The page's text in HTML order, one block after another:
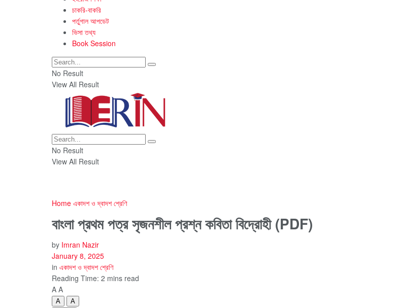
চাকরি-বাকরি
পর্তুগাল আপডেট
ভিসা তথ্য
Book Session
No Result
View All Result
No Result
View All Result
Home একাদশ ও দ্বাদশ শ্রেণি
বাংলা প্রথম পত্র সৃজনশীল প্রশ্ন কবিতা বিদ্রোহী (PDF)
by Imran Nazir
January 8, 2025
in একাদশ ও দ্বাদশ শ্রেণি
Reading Time: 2 mins read
A A
A
A